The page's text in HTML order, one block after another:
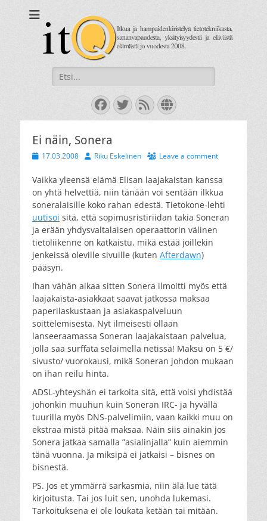
Itkua ja hammastenkiristelyä jo vuodesta 2008.
Search
for:
Facebook
Twitter
FeedWebsite
Ei näin, Sonera
Posted17.03.2008 AuthorRiku Eskelinen Leave a comment
Vaikka yleensä elämä Elisan laajakaistan kanssa
on yhtä helvettiä, niin tänään voi sentään ilkkua
soneralaisille koko rahan edestä. Tietokone-lehti
uutisoi sitä, että sopimusristiriidan takia Soneran
ja erään yhdysvaltalaisen operaattorin välinen
tietoliikenne on katkaistu, mikä estää joillekin
jenkeissä oleville sivuille (kuten Afterdawn)
pääsyn.
Ihan vähän aikaa sitten Sonera ilmoitti myös että
laajakaista-asiakkaat saavat jatkossa maksaa
paperilaskustaan ja asiakaspalveluun
soittelemisesta. Nyt ilmeisesti ollaan
lanseeraamassa Soneran laajakaistaan palvelua,
jolla saa surffata selaimella netissä! Maksu on 5 €/
sivusto/ vuorokausi, mikä Soneran johdon mukaan
on ihan reilu hinta.
ADSL-yhteyshän ei tarkoita sitä, että voisi yhdistää
johonkin muuhun kuin Soneran IRC- ja hyvällä
tuurilla myös DNS-palvelimiin, vaan kaikki muu on
ekstraa mistä pitää maksaa. Näin siis ainakin jos
Sonera jatkaa samalla ”asialinjalla” kuin aiemmin
tänä vuonna. Ja miksipä ei jatkaisi – bisnes on
bisnestä.
PS. Jos et ymmärrä sarkasmia, niin älä lue tätä
kirjoitusta. Tai jos luit sen, unohda lukemasi.
Tarkoituksena ei ole loukata ketään tai mitään.